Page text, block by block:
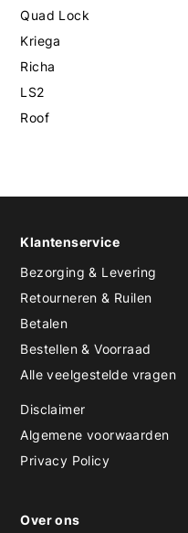
Quad Lock
Kriega
Richa
LS2
Roof
Klantenservice
Bezorging & Levering
Retourneren & Ruilen
Betalen
Bestellen & Voorraad
Alle veelgestelde vragen
Disclaimer
Algemene voorwaarden
Privacy Policy
Over ons